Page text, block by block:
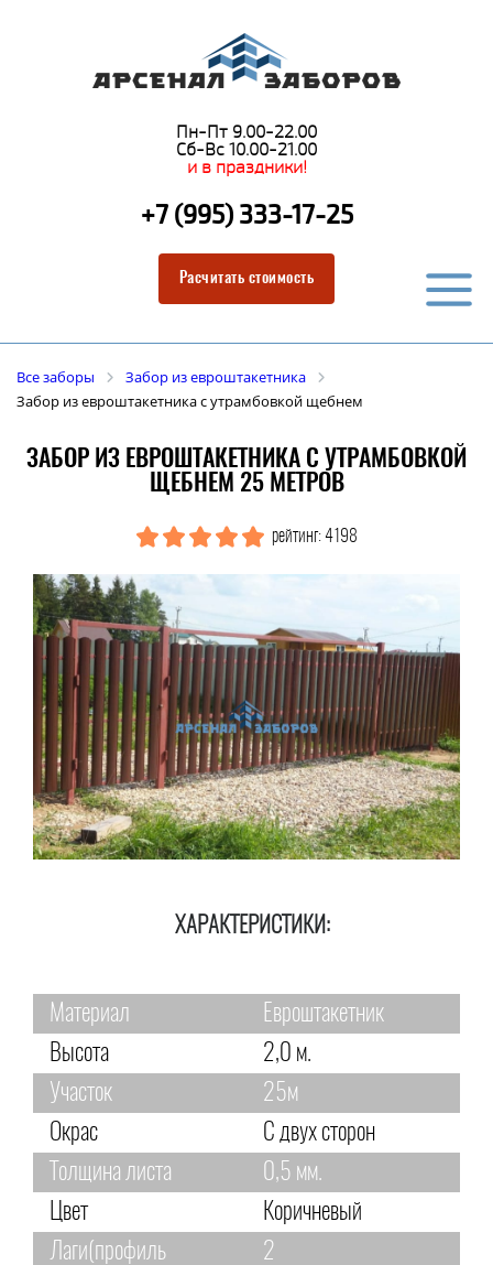
Пн-Пт 9.00-22.00
Сб-Вс 10.00-21.00
и в праздники!
+7 (995) 333-17-25
Расчитать стоимость
Все заборы
Забор из евроштакетника
Забор из евроштакетника с утрамбовкой щебнем
ЗАБОР ИЗ ЕВРОШТАКЕТНИКА С УТРАМБОВКОЙ
ЩЕБНЕМ 25 МЕТРОВ
рейтинг: 4198
ХАРАКТЕРИСТИКИ:
Материал
Евроштакетник
Высота
2,0 м.
Участок
25м
Окрас
С двух сторон
Толщина листа
0,5 мм.
Цвет
Коричневый
Лаги(профиль
2